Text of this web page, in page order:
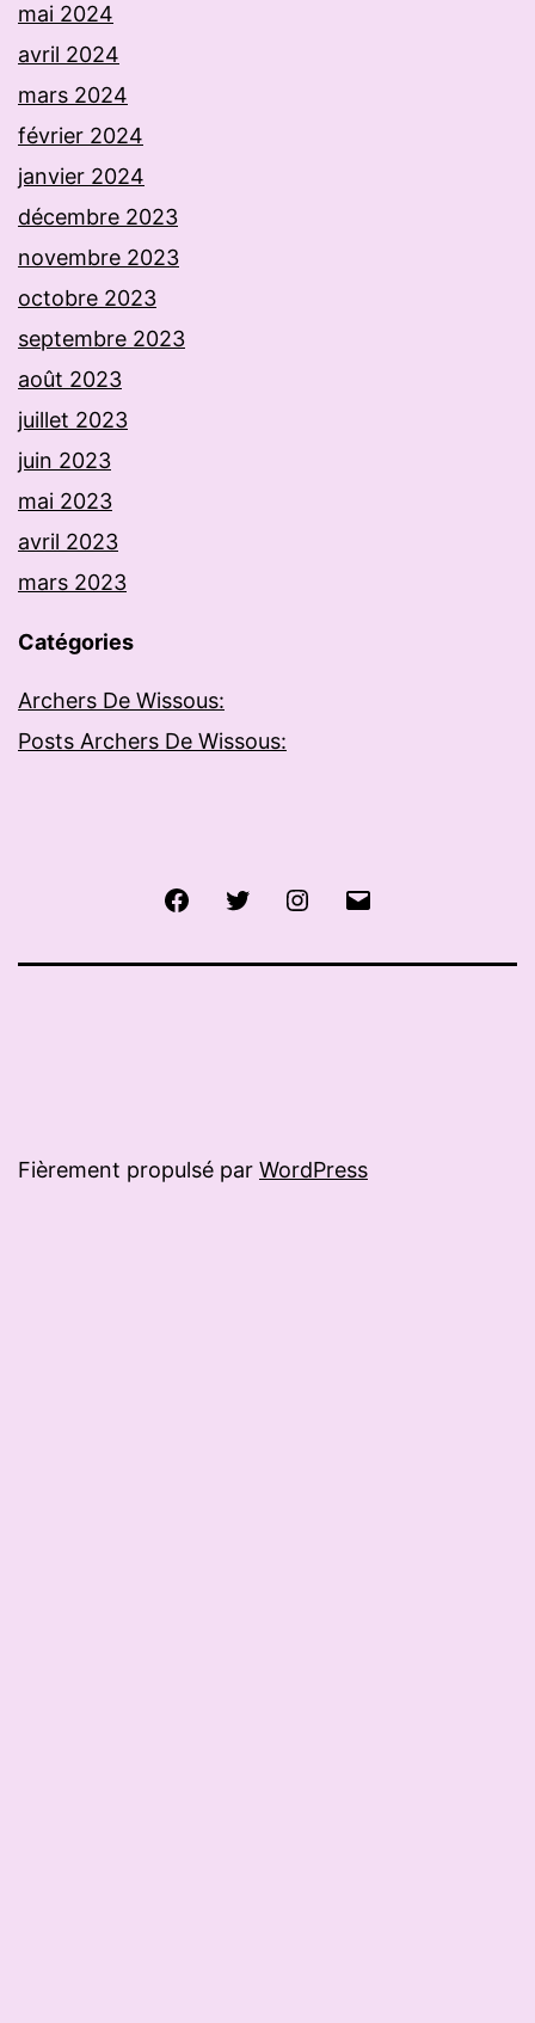
mai 2024
avril 2024
mars 2024
février 2024
janvier 2024
décembre 2023
novembre 2023
octobre 2023
septembre 2023
août 2023
juillet 2023
juin 2023
mai 2023
avril 2023
mars 2023
Catégories
Archers De Wissous:
Posts Archers De Wissous:
FacebookTwitter Instagram
Fièrement propulsé par WordPress